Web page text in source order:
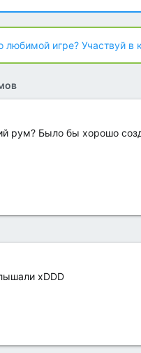
любимой игре? Участвуй в
рум? Было бы хорошо
xDDD